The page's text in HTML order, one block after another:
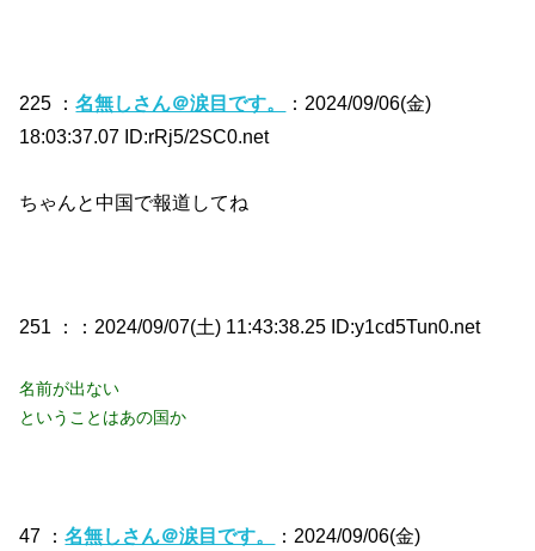
225 ：名無しさん＠涙目です。
：2024/09/06(金)
18:03:37.07 ID:rRj5/2SC0.net
ちゃんと中国で報道してね
251 ： ：2024/09/07(土) 11:43:38.25 ID:y1cd5Tun0.net
名前が出ない
ということはあの国か
47 ：名無しさん＠涙目です。
：2024/09/06(金)